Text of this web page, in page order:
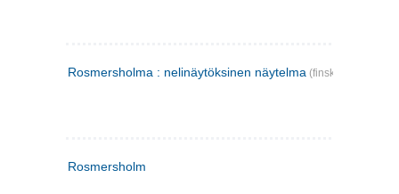
Rosmersholma : nelinäytöksinen näytelma (finsk)
Rosmersholm